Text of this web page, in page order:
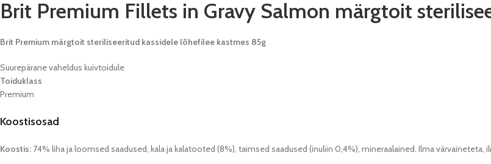
Brit Premium Fillets in Gravy Salmon märgtoit
Brit Premium märgtoit steriliseeritud kassidele lõhefilee kastmes 85g
Suurepärane vaheldus kuivtoidule
Toiduklass
Premium
Koostisosad
Koostis: 74% liha ja loomsed saadused, kala ja kalatooted (8%), taimsed saadused (inuliin 0,4%), mineraalained. Ilma värvaineteta,